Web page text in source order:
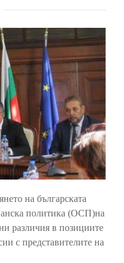
на българската
политика (ОСП)на
различия в позициите
с представителите на